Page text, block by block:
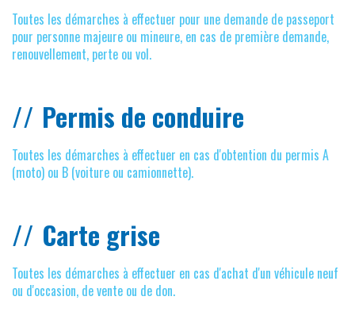
Toutes les démarches à effectuer pour une demande de passeport
pour personne majeure ou mineure, en cas de première demande,
renouvellement, perte ou vol.
Permis de conduire
Toutes les démarches à effectuer en cas d'obtention du permis A
(moto) ou B (voiture ou camionnette).
Carte grise
Toutes les démarches à effectuer en cas d'achat d'un véhicule neuf
ou d'occasion, de vente ou de don.